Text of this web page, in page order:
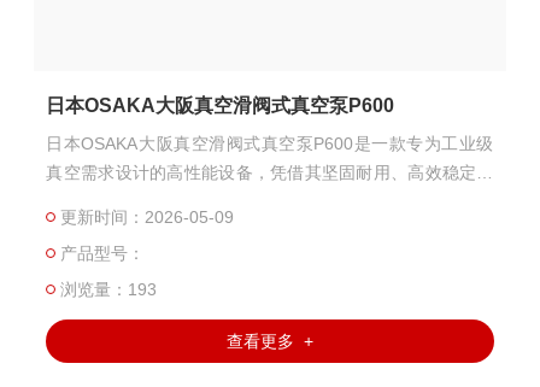
日本OSAKA大阪真空滑阀式真空泵P600
日本OSAKA大阪真空滑阀式真空泵P600是一款专为工业级
真空需求设计的高性能设备，凭借其坚固耐用、高效稳定及
域。
更新时间：2026-05-09
产品型号：
浏览量：193
查看更多 +